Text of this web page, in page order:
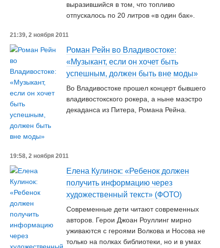
выразившийся в том, что топливо
отпускалось по 20 литров «в один бак».
21:39, 2 ноября 2011
Роман Рейн во Владивостоке:
«Музыкант, если он хочет быть
успешным, должен быть вне моды»
Во Владивостоке прошел концерт бывшего
владивостокского рокера, а ныне маэстро
декаданса из Питера, Романа Рейна.
19:58, 2 ноября 2011
Елена Кулинок: «Ребенок должен
получить информацию через
художественный текст» (ФОТО)
Современные дети читают современных
авторов. Герои Джоан Роуллинг мирно
уживаются с героями Волкова и Носова не
только на полках библиотеки, но и в умах